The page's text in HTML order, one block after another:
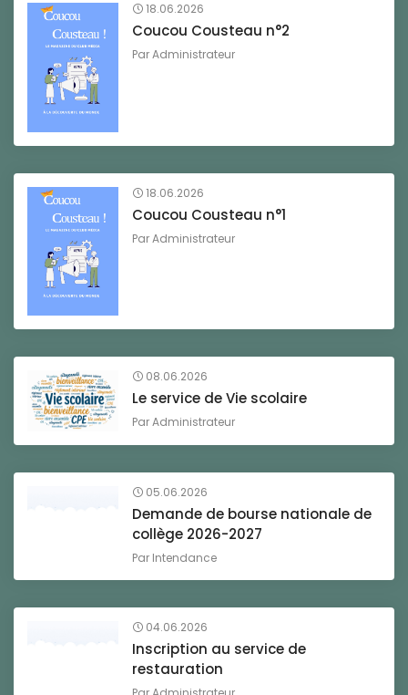
18.06.2026
Coucou Cousteau n°2
ParAdministrateur
18.06.2026
Coucou Cousteau n°1
ParAdministrateur
08.06.2026
Le service de Vie scolaire
ParAdministrateur
05.06.2026
Demande de bourse nationale de
collège 2026-2027
Par Intendance
04.06.2026
Inscription au service de
restauration